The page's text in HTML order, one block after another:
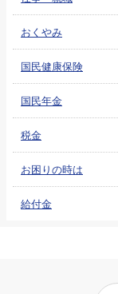
おくやみ
国民健康保険
国民年金
税金
お困りの時は
給付金